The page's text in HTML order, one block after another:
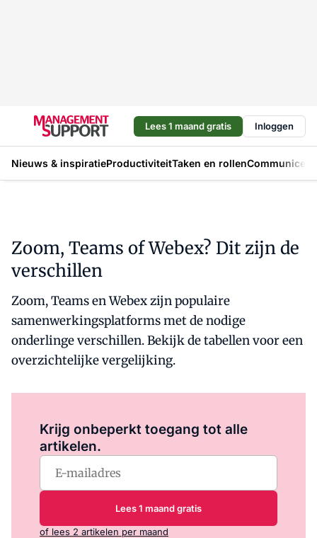
Lees 1 maand gratis Inloggen
Nieuws & inspiratieProductiviteitTaken en rollen
Zoom, Teams of Webex? Dit zijn de
verschillen
Zoom, Teams en Webex zijn populaire
samenwerkingsplatforms met de nodige
onderlinge verschillen. Bekijk de tabellen voor een
overzichtelijke vergelijking.
Krijg onbeperkt toegang tot alle
artikelen.
Lees 1 maand gratis
of lees 2 artikelen per maand